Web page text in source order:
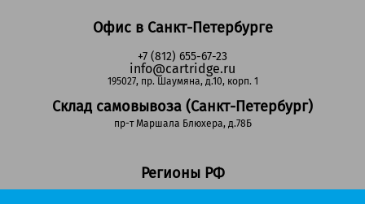
Офис в Санкт-Петербурге
+7 (812) 655-67-23
info@cartridge.ru
195027, пр. Шаумяна, д.10, корп. 1
Склад самовывоза (Санкт-Петербург)
пр-т Маршала Блюхера, д.78Б
Регионы РФ